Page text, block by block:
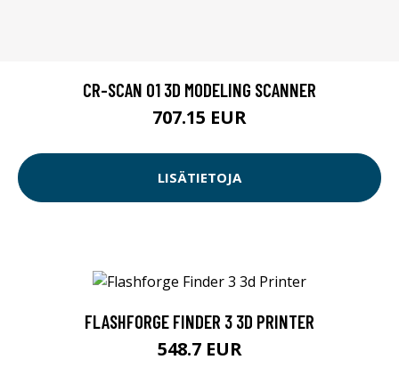
CR-SCAN 01 3D MODELING SCANNER
707.15 EUR
LISÄTIETOJA
FLASHFORGE FINDER 3 3D PRINTER
548.7 EUR